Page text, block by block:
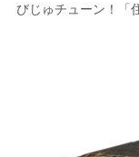
びじゅチューン！「